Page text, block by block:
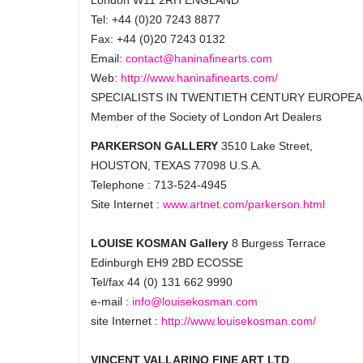
Tel: +44 (0)20 7243 8877
Fax: +44 (0)20 7243 0132
Email: contact@haninafinearts.com
Web: http://www.haninafinearts.com/
SPECIALISTS IN TWENTIETH CENTURY
Member of the Society of London Art Dealers
PARKERSON GALLERY 3510 Lake Street,
HOUSTON, TEXAS 77098 U.S.A.
Telephone : 713-524-4945
Site Internet : www.artnet.com/parkerson.html
LOUISE KOSMAN Gallery 8 Burgess Terrace
Edinburgh EH9 2BD ECOSSE
Tel/fax 44 (0) 131 662 9990
e-mail : info@louisekosman.com
site Internet : http://www.louisekosman.com/
VINCENT VALLARINO FINE ART LTD